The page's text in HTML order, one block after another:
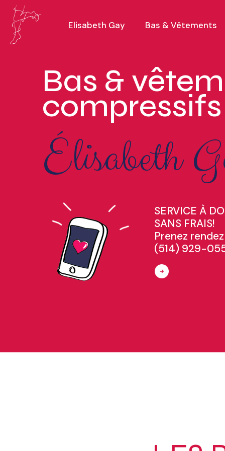
Elisabeth Gay Bas & Vêtements
Élisabeth
Bas &
compressifs
SERVICE À
SANS FRAIS!
Prenez
(514) 929-